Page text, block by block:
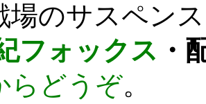
場のサスペン
フォックス ・
らどうぞ。